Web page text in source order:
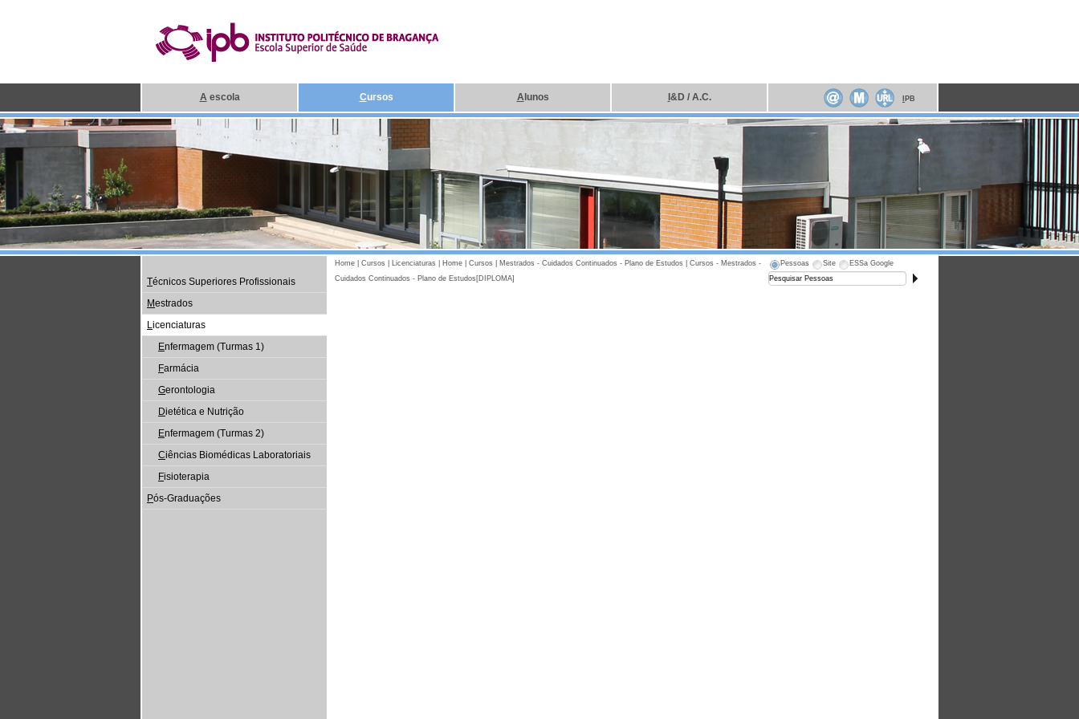
A escola Cursos A lunos &D / A.C. PB
Técnicos Superiores Profissionais
Mestrados
Licenciaturas
Enfermagem (Turmas 1)
Farmácia
Gerontologia
Dietética e Nutrição
Enfermagem (Turmas 2)
Ciências Biomédicas Laboratoriais
Fisioterapia
Pós-Graduações
Home Cursos Licenciaturas Home Cursos Mestrados - Cuidados Continuados - Plano de Estudos
Cursos - Mestrados -
Cuidados Continuados - Plano de Estudos[DIPLOMA]
Pessoas Site ESSa Google